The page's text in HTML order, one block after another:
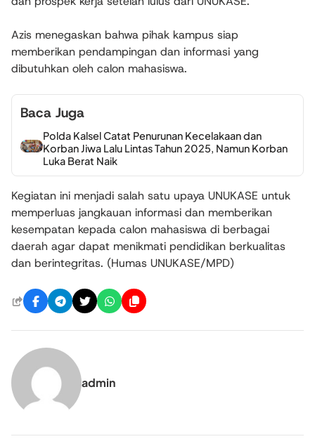
Azis menegaskan bahwa pihak kampus siap
memberikan pendampingan dan informasi yang
dibutuhkan oleh calon mahasiswa.
Baca Juga
Polda Kalsel Catat Penurunan Kecelakaan dan
Korban Jiwa Lalu Lintas Tahun 2025, Namun Korban
Luka Berat Naik
Kegiatan ini menjadi salah satu upaya UNUKASE untuk
memperluas jangkauan informasi dan memberikan
kesempatan kepada calon mahasiswa di berbagai
daerah agar dapat menikmati pendidikan berkualitas
dan berintegritas. (Humas UNUKASE/MPD)
admin